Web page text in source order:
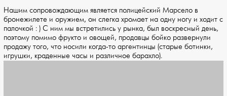
Нашим сопровождающим является полицейский Марсело в
бронежилете и оружием, он слегка хромает на одну ногу и ходит с
палочкой : ) С ним мы встретились у рынка, был воскресный день,
поэтому помимо фрукто и овощей, продавцы бойко развернули
продажу того, что носили когда-то аргентинцы (старые ботинки,
игрушки, краденные часы и различное барахло).